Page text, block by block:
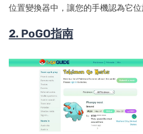
位置變換器中，讓您的手機認為它位
2. PoGO指南